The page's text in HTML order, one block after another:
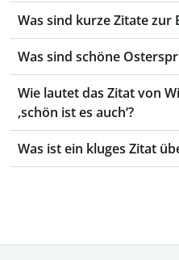
Was sind kurze Zitate zur
Was sind schöne
Wie lautet das Zitat von
‚schön ist es auch‘?
Was ist ein kluges Zitat